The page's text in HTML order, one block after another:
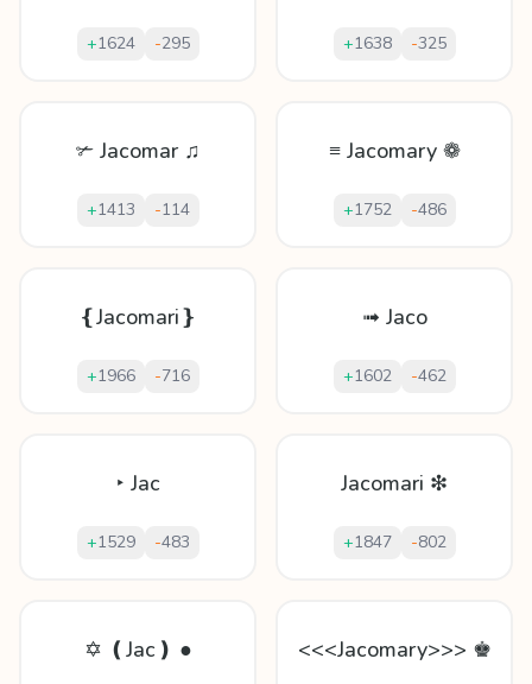
+1624 -295 +1638 -325
✃ Jacomar ♫
+1413 -114
≡ Jacomary ❁
+1752 -486
❴Jacomari❵
+1966 -716
➟ Jaco
+1602 -462
‣ Jac
+1529 -483
Jacomari ❇
+1847 -802
✡ ❪Jac❫ ● <<<Jacomary>>> ♚